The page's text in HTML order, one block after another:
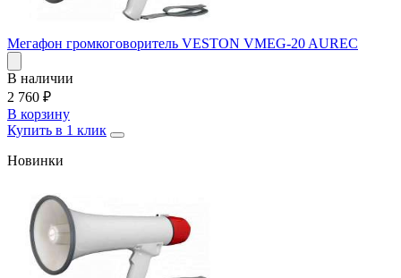
Мегафон громкоговоритель VESTON VMEG-20 AUREC
В наличии
2 760 ₽
В корзину
Купить в 1 клик
Новинки